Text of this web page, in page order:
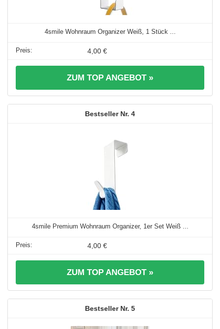
4smile Wohnraum Organizer Weiß, 1 Stück ...
4,00 €
ZUM TOP ANGEBOT »
4
4smile Premium Wohnraum Organizer, 1er Set Weiß ...
4,00 €
ZUM TOP ANGEBOT »
5